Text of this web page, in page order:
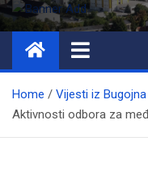
Home
Vijesti iz Bugojna
Aktivnosti odbora za